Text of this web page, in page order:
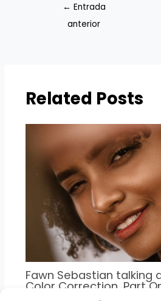
← Entrada
anterior
Related Posts
Fawn Sebastian talking
Color Correction, Part